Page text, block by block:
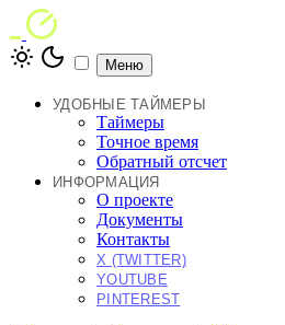
Меню
УДОБНЫЕ ТАЙМЕРЫ
Таймеры
Точное время
Обратный отсчет
ИНФОРМАЦИЯ
О проекте
Документы
Контакты
X (TWITTER)
YOUTUBE
PINTEREST